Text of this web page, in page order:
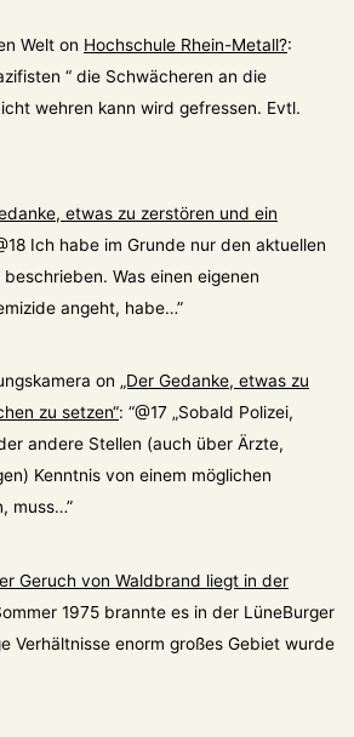
Welt on Hochschule Rhein-Metall?:
“ die Schwächeren an die
wehren kann wird gefressen. Evtl.
etwas zu zerstören und ein
Ich habe im Grunde nur den aktuellen
Was einen eigenen
angeht, habe…”
on „Der Gedanke, etwas zu
zu setzen“: “@17 „Sobald Polizei,
andere Stellen (auch über Ärzte,
Kenntnis von einem möglichen
muss…”
Geruch von Waldbrand liegt in der
1975 brannte es in der LüneBurger
Verhältnisse enorm großes Gebiet wurde